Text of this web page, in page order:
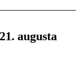
augusta